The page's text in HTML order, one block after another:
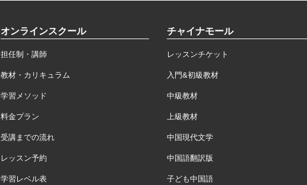
オンラインスクール
担任制・講師
教材・カリキュラム
学習メソッド
料金プラン
受講までの流れ
レッスン予約
学習レベル表
チャイナモール
レッスンチケット
入門&初級教材
中級教材
上級教材
中国現代文学
中国語翻訳版
子ども中国語